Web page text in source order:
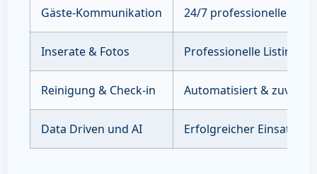
Gäste-Kommunikation 24/7 professioneller
Inserate & Fotos Professionelle Listings
Reinigung & Check-in Automatisiert &
Data Driven und AI Erfolgreicher Einsatz